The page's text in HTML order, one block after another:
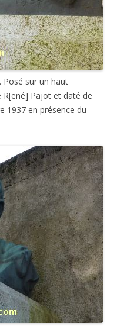
Posé sur un haut
R[ené] Pajot et daté de
1937 en présence du